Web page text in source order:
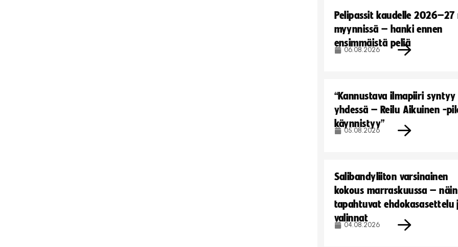
Pelipassit kaudelle
myynnissä – hanki ennen
ensimmäistä peliä
06.08.2026
“Kannustava ilmapiiri syntyy
yhdessä – Reilu Aikuinen -
käynnistyy”
05.08.2026
Salibandyliiton varsinainen
kokous marraskuussa – näin
tapahtuvat ehdokasasettelu
valinnat
04.08.2026